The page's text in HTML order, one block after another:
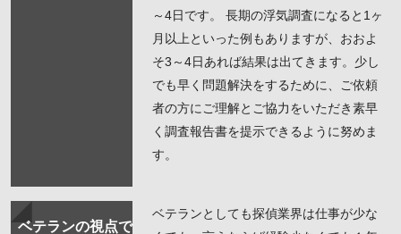
～4日です。 長期の浮気調査になると1ヶ
月以上といった例もありますが、おおよ
そ3～4日あれば結果は出てきます。少し
でも早く問題解決をするために、ご依頼
者の方にご理解とご協力をいただき素早
く調査報告書を提示できるように努めま
す。
ベテランの視点で
ベテランとしても探偵業界は仕事が少な